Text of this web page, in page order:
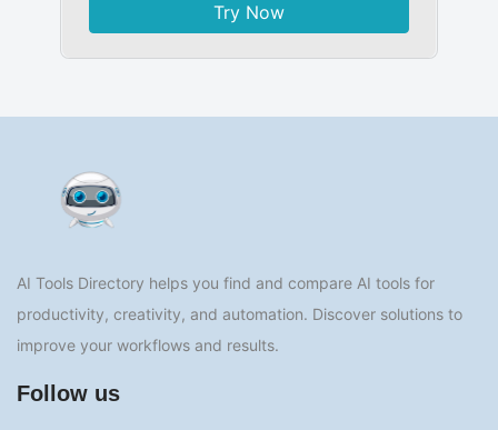
Try Now
AI Tools Directory helps you find and compare AI tools for
productivity, creativity, and automation. Discover solutions to
improve your workflows and results.
Follow us